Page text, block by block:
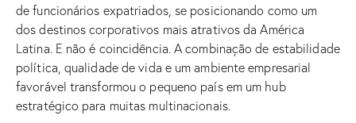
de funcionários expatriados, se posicionando como um
dos destinos corporativos mais atrativos da América
Latina. E não é coincidência. A combinação de estabilidade
política, qualidade de vida e um ambiente empresarial
favorável transformou o pequeno país em um hub
estratégico para muitas multinacionais.